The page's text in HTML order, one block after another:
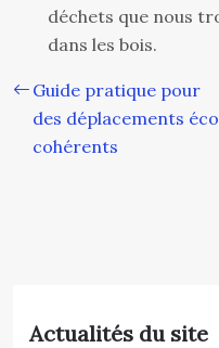
déchets que nous
dans les bois.
Guide pratique pour
des déplacements
cohérents
Actualités du site